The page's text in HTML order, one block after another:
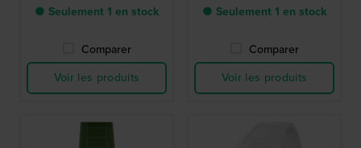
● Seulement 1 en stock
Comparer
Voir les produits
● Seulement 1 en stock
Comparer
Voir les produits